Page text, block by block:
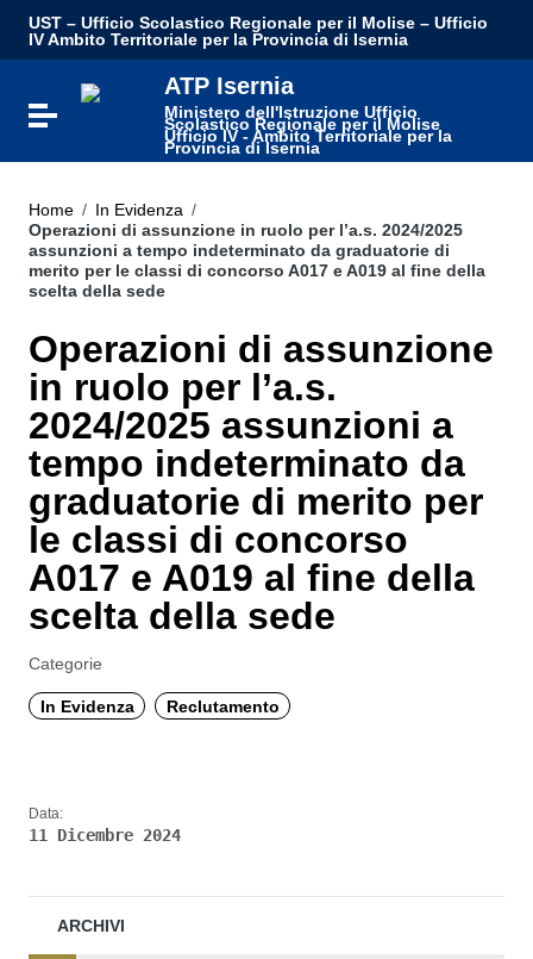
UST – Ufficio Scolastico Regionale per il Molise – Ufficio
IV Ambito Territoriale per la Provincia di Isernia
Attiva / disattiva la navigazione
ATP Isernia
Ministero dell'Istruzione Ufficio
Scolastico Regionale per il Molise
Ufficio IV - Ambito Territoriale per la
Provincia di Isernia
Home / In Evidenza /
Operazioni di assunzione in ruolo per l’a.s. 2024/2025
assunzioni a tempo indeterminato da graduatorie di
merito per le classi di concorso A017 e A019 al fine della
scelta della sede
Operazioni di assunzione
in ruolo per l’a.s.
2024/2025 assunzioni a
tempo indeterminato da
graduatorie di merito per
le classi di concorso
A017 e A019 al fine della
scelta della sede
Categorie
In Evidenza Reclutamento
Data:
11 Dicembre 2024
ARCHIVI